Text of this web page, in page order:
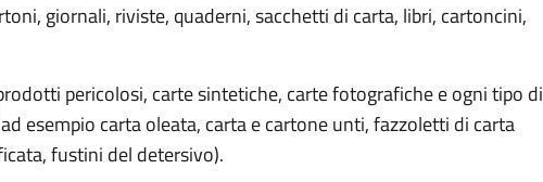
giornali, riviste, quaderni, sacchetti di carta, libri, cartoncini,
pericolosi, carte sintetiche, carte fotografiche e ogni tipo di
esempio carta oleata, carta e cartone unti, fazzoletti di carta
fustini del detersivo).